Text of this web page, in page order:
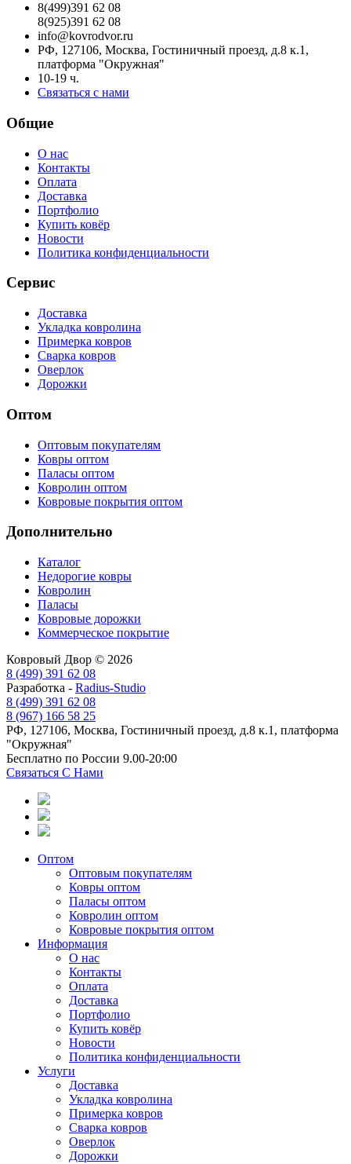
8(499)391 62 08
8(925)391 62 08
info@kovrodvor.ru
РФ, 127106, Москва, Гостиничный проезд, д.8 к.1,
платформа "Окружная"
10-19 ч.
Связаться с нами
Общие
О нас
Контакты
Оплата
Доставка
Портфолио
Купить ковёр
Новости
Политика конфиденциальности
Сервис
Доставка
Укладка ковролина
Примерка ковров
Сварка ковров
Оверлок
Дорожки
Оптом
Оптовым покупателям
Ковры оптом
Паласы оптом
Ковролин оптом
Ковровые покрытия оптом
Дополнительно
Каталог
Недорогие ковры
Ковролин
Паласы
Ковровые дорожки
Коммерческое покрытие
Ковровый Двор © 2026
8 (499) 391 62 08
Разработка - Radius-Studio
8 (499) 391 62 08
8 (967) 166 58 25
РФ, 127106, Москва, Гостиничный проезд, д.8 к.1, платформа
"Окружная"
Бесплатно по России 9.00-20:00
Связаться С Нами
Оптом
Оптовым покупателям
Ковры оптом
Паласы оптом
Ковролин оптом
Ковровые покрытия оптом
Информация
О нас
Контакты
Оплата
Доставка
Портфолио
Купить ковёр
Новости
Политика конфиденциальности
Услуги
Доставка
Укладка ковролина
Примерка ковров
Сварка ковров
Оверлок
Дорожки